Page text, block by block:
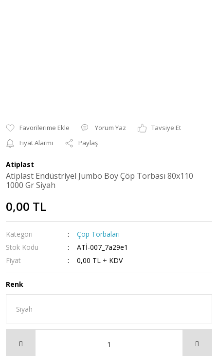
Yorum Yaz
Tavsiye Et
Fiyat Alarmı
Paylaş
Atiplast
Atiplast Endüstriyel Jumbo Boy Çöp Torbası 80x110
1000 Gr Siyah
0,00 TL
Kategori
Çöp Torbaları
Stok Kodu
ATİ-007_7a29e1
Fiyat
0,00 TL + KDV
Renk